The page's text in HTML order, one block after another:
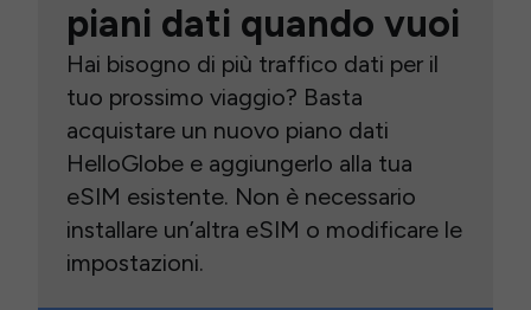
piani dati quando vuoi
Hai bisogno di più traffico dati per il
tuo prossimo viaggio? Basta
acquistare un nuovo piano dati
HelloGlobe e aggiungerlo alla tua
eSIM esistente. Non è necessario
installare un’altra eSIM o modificare le
impostazioni.